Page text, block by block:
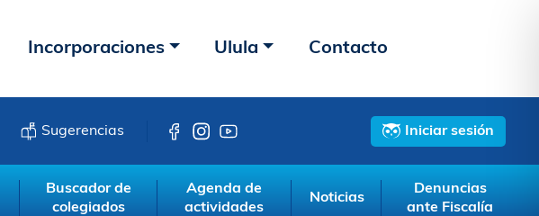
Incorporaciones Ulula Contacto
Sugerencias Iniciar sesión
Buscador de
colegiados
Agenda de
actividades
Noticias
Denuncias
ante Fiscalía